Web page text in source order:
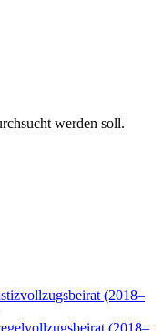
– Glockenbach
Gesellschaft
der Evang.-Luth. Lan­